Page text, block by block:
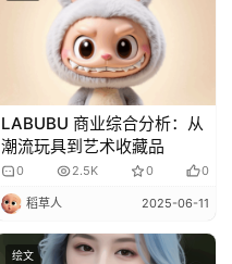
LABUBU 商业综合分析：从
潮流玩具到艺术收藏品
0 2.5K 0 0
稻草人 2025-06-11
绘文